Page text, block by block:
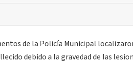
de la Policía Municipal
debido a la gravedad de las